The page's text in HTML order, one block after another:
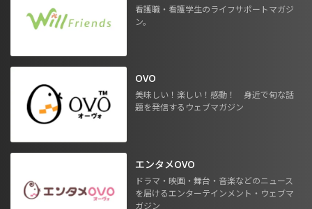
看護職・看護学生のライフサポートマガジ
ン。
OVO
美味しい！楽しい！感動！ 身近で旬な話
題を発信するウェブマガジン
エンタメOVO
ドラマ・映画・舞台・音楽などのニュース
を届けるエンターテインメント・ウェブマ
ガジン